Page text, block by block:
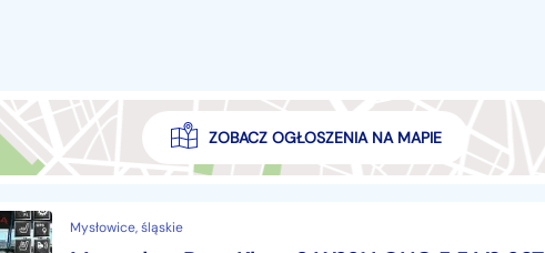
ZOBACZ OGŁOSZENIA NA MAPIE
Mysłowice, śląskie